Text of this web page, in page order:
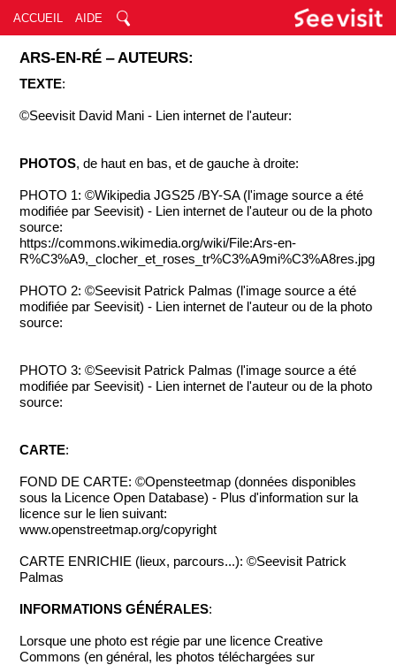
ACCUEIL AIDE
ARS-EN-RÉ ‒ AUTEURS:
TEXTE:
©Seevisit David Mani - Lien internet de l'auteur:
PHOTOS, de haut en bas, et de gauche à droite:
PHOTO 1: ©Wikipedia JGS25 /BY-SA (l'image source a été
modifiée par Seevisit) - Lien internet de l'auteur ou de la photo
source:
https://commons.wikimedia.org/wiki/File:Ars-en-
R%C3%A9,_clocher_et_roses_tr%C3%A9mi%C3%A8res.jpg
PHOTO 2: ©Seevisit Patrick Palmas (l'image source a été
modifiée par Seevisit) - Lien internet de l'auteur ou de la photo
source:
PHOTO 3: ©Seevisit Patrick Palmas (l'image source a été
modifiée par Seevisit) - Lien internet de l'auteur ou de la photo
source:
CARTE:
FOND DE CARTE: ©Opensteetmap (données disponibles
sous la Licence Open Database) - Plus d'information sur la
licence sur le lien suivant:
www.openstreetmap.org/copyright
CARTE ENRICHIE (lieux, parcours...): ©Seevisit Patrick
Palmas
INFORMATIONS GÉNÉRALES:
Lorsque une photo est régie par une licence Creative
Commons (en général, les photos téléchargées sur